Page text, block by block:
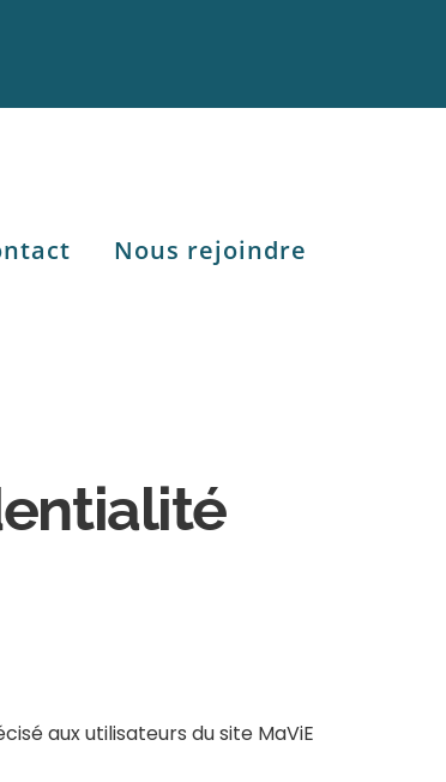
Nous rejoindre
aux utilisateurs du site MaViE